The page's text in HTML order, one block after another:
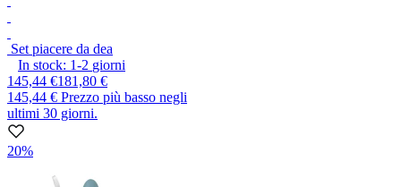
Set piacere da dea
In stock: 1-2 giorni
145,44 €181,80 €
145,44 € Prezzo più basso negli
ultimi 30 giorni.
20%